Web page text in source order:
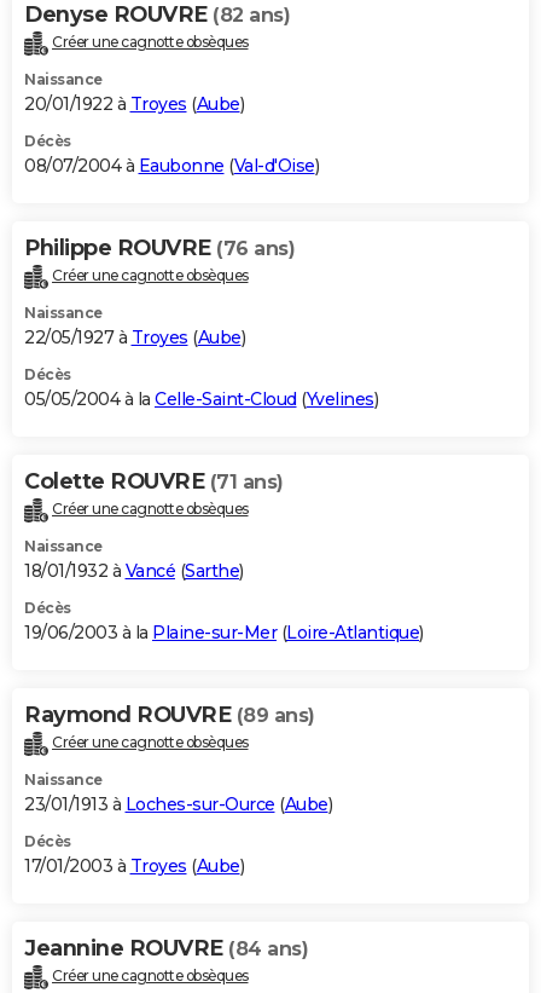
Denyse ROUVRE (82 ans)
Créer une cagnotte obsèques
Naissance
20/01/1922 à Troyes (Aube)
Décès
08/07/2004 à Eaubonne (Val-d'Oise)
Philippe ROUVRE (76 ans)
Créer une cagnotte obsèques
Naissance
22/05/1927 à Troyes (Aube)
Décès
05/05/2004 à la Celle-Saint-Cloud (Yvelines)
Colette ROUVRE (71 ans)
Créer une cagnotte obsèques
Naissance
18/01/1932 à Vancé (Sarthe)
Décès
19/06/2003 à la Plaine-sur-Mer(Loire-Atlantique)
Raymond ROUVRE (89 ans)
Créer une cagnotte obsèques
Naissance
23/01/1913 à Loches-sur-Ource (Aube)
Décès
17/01/2003 à Troyes (Aube)
Jeannine ROUVRE (84 ans)
Créer une cagnotte obsèques